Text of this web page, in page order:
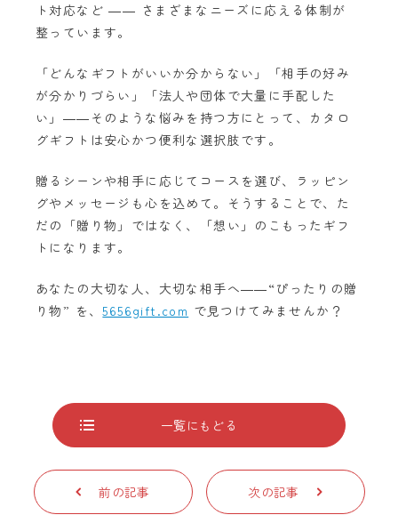
ト対応など ―― さまざまなニーズに応える体制が
整っています。
「どんなギフトがいいか分からない」「相手の好み
が分かりづらい」「法人や団体で大量に手配した
い」――そのような悩みを持つ方にとって、カタロ
グギフトは安心かつ便利な選択肢です。
贈るシーンや相手に応じてコースを選び、ラッピン
グやメッセージも心を込めて。そうすることで、た
だの「贈り物」ではなく、「想い」のこもったギフ
トになります。
あなたの大切な人、大切な相手へ――“ぴったりの贈
り物” を、5656gift.com で見つけてみませんか？
一覧にもどる
前の記事 次の記事